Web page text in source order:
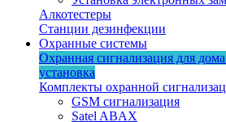
Алкотестеры
Станции дезинфекции
Охранные системы
Охранная сигнализация для дома
установка
Комплекты охранной
GSM сигнализация
Satel ABAX